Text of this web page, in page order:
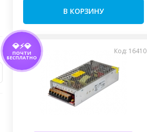
В КОРЗИНУ
💎⚡💎
ПОЧТИ
БЕСПЛАТНО
Код: 16410